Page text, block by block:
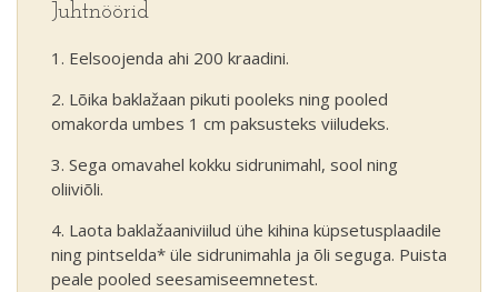
Juhtnöörid
Eelsoojenda ahi 200 kraadini.
Lõika baklažaan pikuti pooleks ning pooled
omakorda umbes 1 cm paksusteks viiludeks.
Sega omavahel kokku sidrunimahl, sool ning
oliiviõli.
Laota baklažaaniviilud ühe kihina küpsetusplaadile
ning pintselda* üle sidrunimahla ja õli seguga. Puista
peale pooled seesamiseemnetest.